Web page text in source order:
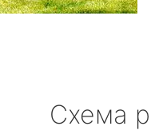
Схема